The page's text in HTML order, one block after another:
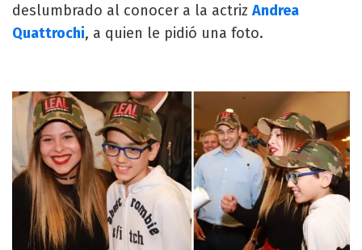
deslumbrado al conocer a la actriz Andrea
Quattrochi, a quien le pidió una foto.